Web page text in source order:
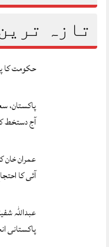
تازہ
حکومت کا
پاکستان،
آج دستخط
آئی کا
پاکستانی